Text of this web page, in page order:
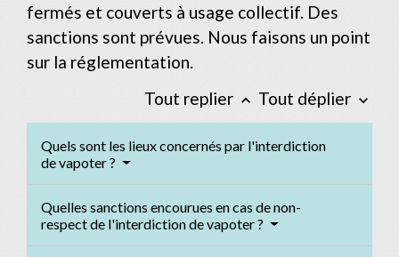
fermés et couverts à usage collectif. Des
sanctions sont prévues. Nous faisons un point
sur la réglementation.
Tout replier keyboard_arrow_up Tout déplier keyboard_arrow_down
Quels sont les lieux concernés par l'interdiction
de vapoter ?
Quelles sanctions encourues en cas de non-
respect de l'interdiction de vapoter ?